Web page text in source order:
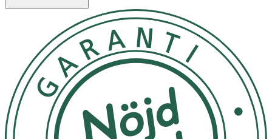
Innan nappen används för första gången ska den
steriliseras i kokande vatten i 5 minuter. Låt den sedan
svalna. Vatten kan komma in i sugdelen på grund av
ventilationshålet. Krama helt enkelt försiktigt på nappen
för att ta bort vattnet. Detta för att upprätthålla
hygienen.
Rengör och sterilisera napparna före varje användning.
Använd inte diskmedel eller diskmaskin eftersom detta
skadar sugdelen.